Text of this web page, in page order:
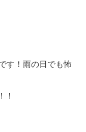
す！雨の日でも怖
！